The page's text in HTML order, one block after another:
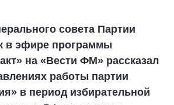
совета Партии
в эфире программы
на «Вести ФМ» рассказал
работы партии
в период избирательной